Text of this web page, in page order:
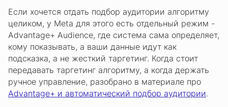
Если хочется отдать подбор аудитории алгоритму
целиком, у Meta для этого есть отдельный режим -
Advantage+ Audience, где система сама определяет,
кому показывать, а ваши данные идут как
подсказка, а не жесткий таргетинг. Когда стоит
передавать таргетинг алгоритму, а когда держать
ручное управление, разобрано в материале про
Advantage+ и автоматический подбор аудитории.